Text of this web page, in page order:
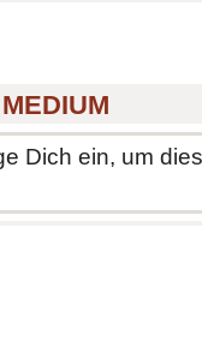
Dich ein, um